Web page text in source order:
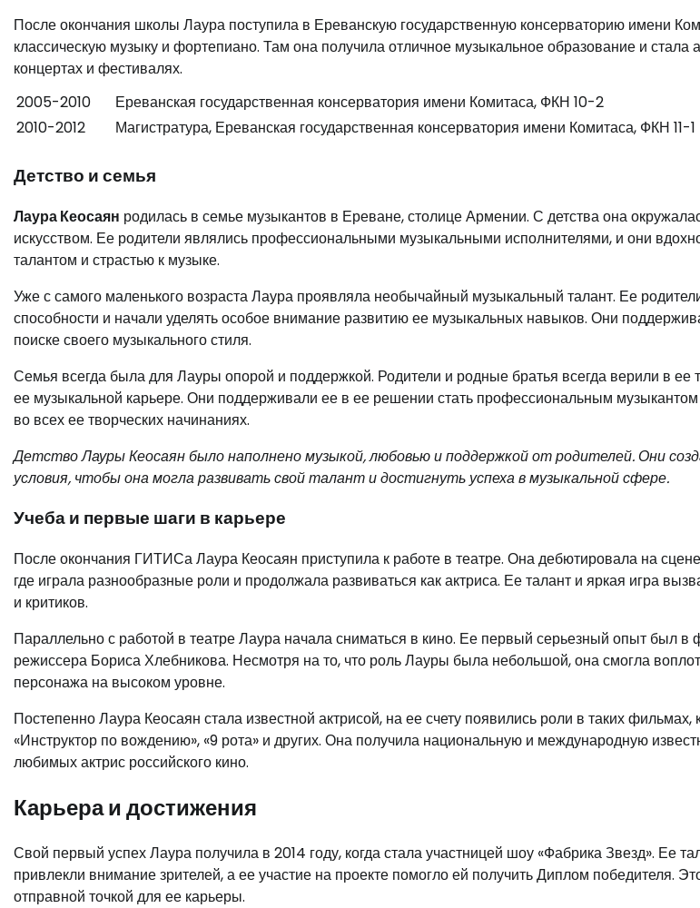
После окончания школы Лаура поступила в Ереванскую государственную консерваторию имени
классическую музыку и фортепиано. Там она получила отличное музыкальное образование и стала
концертах и фестивалях.
2005-2010
Ереванская государственная консерватория имени Комитаса, ФКН 10-2
2010-2012
Магистратура, Ереванская государственная консерватория имени Комитаса, ФКН 11-1
Детство и семья
Лаура Кеосаян родилась в семье музыкантов в Ереване, столице Армении. С детства она
искусством. Ее родители являлись профессиональными музыкальными исполнителями, и они
талантом и страстью к музыке.
Уже с самого маленького возраста Лаура проявляла необычайный музыкальный талант. Ее
способности и начали уделять особое внимание развитию ее музыкальных навыков. Они
поиске своего музыкального стиля.
Семья всегда была для Лауры опорой и поддержкой. Родители и родные братья всегда верили в ее
ее музыкальной карьере. Они поддерживали ее в ее решении стать профессиональным музыкантом
во всех ее творческих начинаниях.
Детство Лауры Кеосаян было наполнено музыкой, любовью и поддержкой от родителей. Они
условия, чтобы она могла развивать свой талант и достигнуть успеха в музыкальной сфере.
Учеба и первые шаги в карьере
После окончания ГИТИСа Лаура Кеосаян приступила к работе в театре. Она дебютировала на
где играла разнообразные роли и продолжала развиваться как актриса. Ее талант и яркая игра
и критиков.
Параллельно с работой в театре Лаура начала сниматься в кино. Ее первый серьезный опыт был в
режиссера Бориса Хлебникова. Несмотря на то, что роль Лауры была небольшой, она смогла
персонажа на высоком уровне.
Постепенно Лаура Кеосаян стала известной актрисой, на ее счету появились роли в таких фильмах,
«Инструктор по вождению», «9 рота» и других. Она получила национальную и международную
любимых актрис российского кино.
Карьера и достижения
Свой первый успех Лаура получила в 2014 году, когда стала участницей шоу «Фабрика Звезд». Ее
привлекли внимание зрителей, а ее участие на проекте помогло ей получить Диплом победителя.
отправной точкой для ее карьеры.